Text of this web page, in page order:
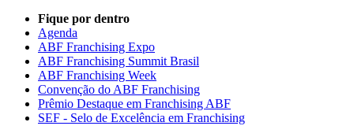
Fique por dentro
Agenda
ABF Franchising Expo
ABF Franchising Summit Brasil
ABF Franchising Week
Convenção do ABF Franchising
Prêmio Destaque em Franchising ABF
SEF - Selo de Excelência em Franchising